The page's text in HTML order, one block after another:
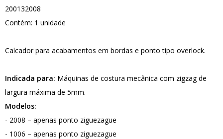
200132008
Contém: 1 unidade
Calcador para acabamentos em bordas e ponto tipo overlock.
Indicada para: Máquinas de costura mecânica com zigzag de
largura máxima de 5mm.
Modelos:
- 2008 – apenas ponto ziguezague
- 1006 – apenas ponto ziguezague